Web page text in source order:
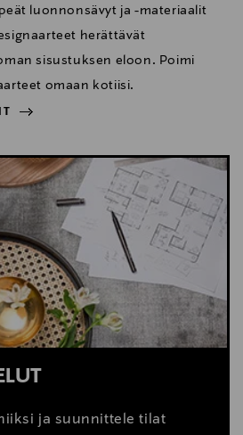
luonnonsävyt ja -materiaalit
herättävät
sisustuksen eloon. Poimi
omaan kotiisi.
ja suunnittele tilat